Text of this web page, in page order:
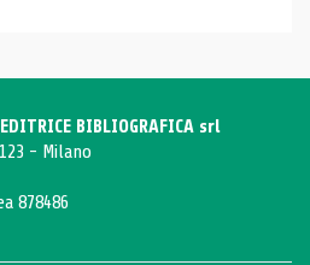
BIBLIOGRAFICA srl
- Milano
878486